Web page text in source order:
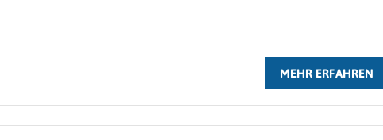
MEHR ERFAHREN